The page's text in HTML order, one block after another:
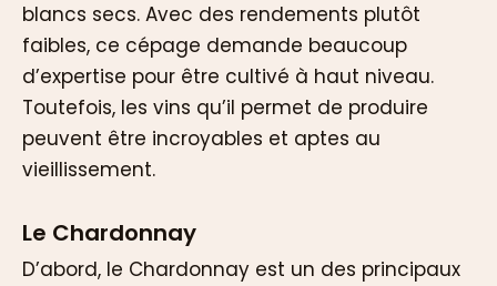
blancs secs. Avec des rendements plutôt
faibles, ce cépage demande beaucoup
d’expertise pour être cultivé à haut niveau.
Toutefois, les vins qu’il permet de produire
peuvent être incroyables et aptes au
vieillissement.
Le Chardonnay
D’abord, le Chardonnay est un des principaux